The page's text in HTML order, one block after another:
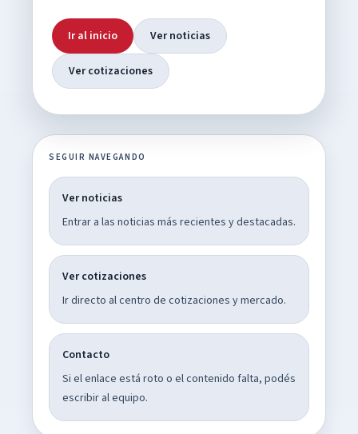
Ir al inicio Ver noticias
Ver cotizaciones
SEGUIR NAVEGANDO
Ver noticias
Entrar a las noticias más recientes y destacadas.
Ver cotizaciones
Ir directo al centro de cotizaciones y mercado.
Contacto
Si el enlace está roto o el contenido falta, podés
escribir al equipo.